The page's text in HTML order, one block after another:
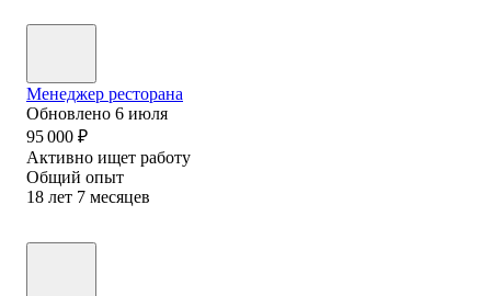
Менеджер ресторана
Обновлено 6 июля
95 000 ₽
Активно ищет работу
Общий опыт
18 лет 7 месяцев